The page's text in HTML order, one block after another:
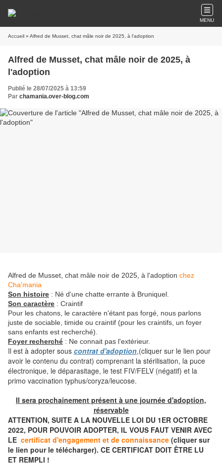
MENU
Accueil » Alfred de Musset, chat mâle noir de 2025, à l'adoption
Alfred de Musset, chat mâle noir de 2025, à
l'adoption
Publié le 28/07/2025 à 13:59
Par chamania.over-blog.com
Alfred de Musset, chat mâle noir de 2025, à l'adoption chez
Cha'mania
Son histoire : Né d'une chatte errante à Bruniquel.
Son caractère : Craintif
Pour les chatons, le caractère n'étant pas forgé, nous parlons
juste de sociable, timide ou craintif (pour les craintifs, un foyer
sans enfants est recherché).
Foyer recherché : Ne connait pas l'extérieur.
Il est à adopter sous contrat d'adoption,(cliquer sur le lien pour
avoir le contenu du contrat) comprenant la stérilisation, la puce
électronique, le déparasitage, le test FIV/FELV (négatif) et la
primo vaccination typhus/coryza/leucose.
Il sera prochainement présent à une journée d'adoption,
réservable
ATTENTION, SUITE A LA NOUVELLE LOI DU 1ER OCTOBRE
2022, POUR POUVOIR ADOPTER, IL VOUS FAUT VENIR AVEC
LE certificat d'engagement et de connaissance (cliquer sur
le lien pour le télécharger). CE CERTIFICAT DOIT ÊTRE LU
ET REMPLI !